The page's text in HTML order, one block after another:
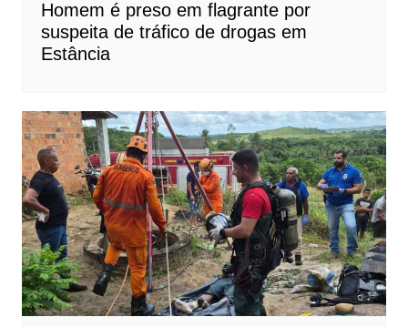
Homem é preso em flagrante por
suspeita de tráfico de drogas em
Estância